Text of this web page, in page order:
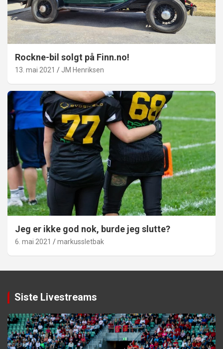
Rockne-bil solgt på Finn.no!
13. mai 2021 JM Henriksen
Jeg er ikke god nok, burde jeg slutte?
6. mai 2021 markussletbak
Siste Livestreams